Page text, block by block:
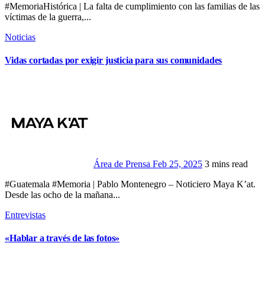
#MemoriaHistórica | La falta de cumplimiento con las familias de las
víctimas de la guerra,...
Noticias
Vidas cortadas por exigir justicia para sus comunidades
Área de Prensa Feb 25, 2025 3 mins read
#Guatemala #Memoria | Pablo Montenegro – Noticiero Maya K’at.
Desde las ocho de la mañana...
Entrevistas
«Hablar a través de las fotos»